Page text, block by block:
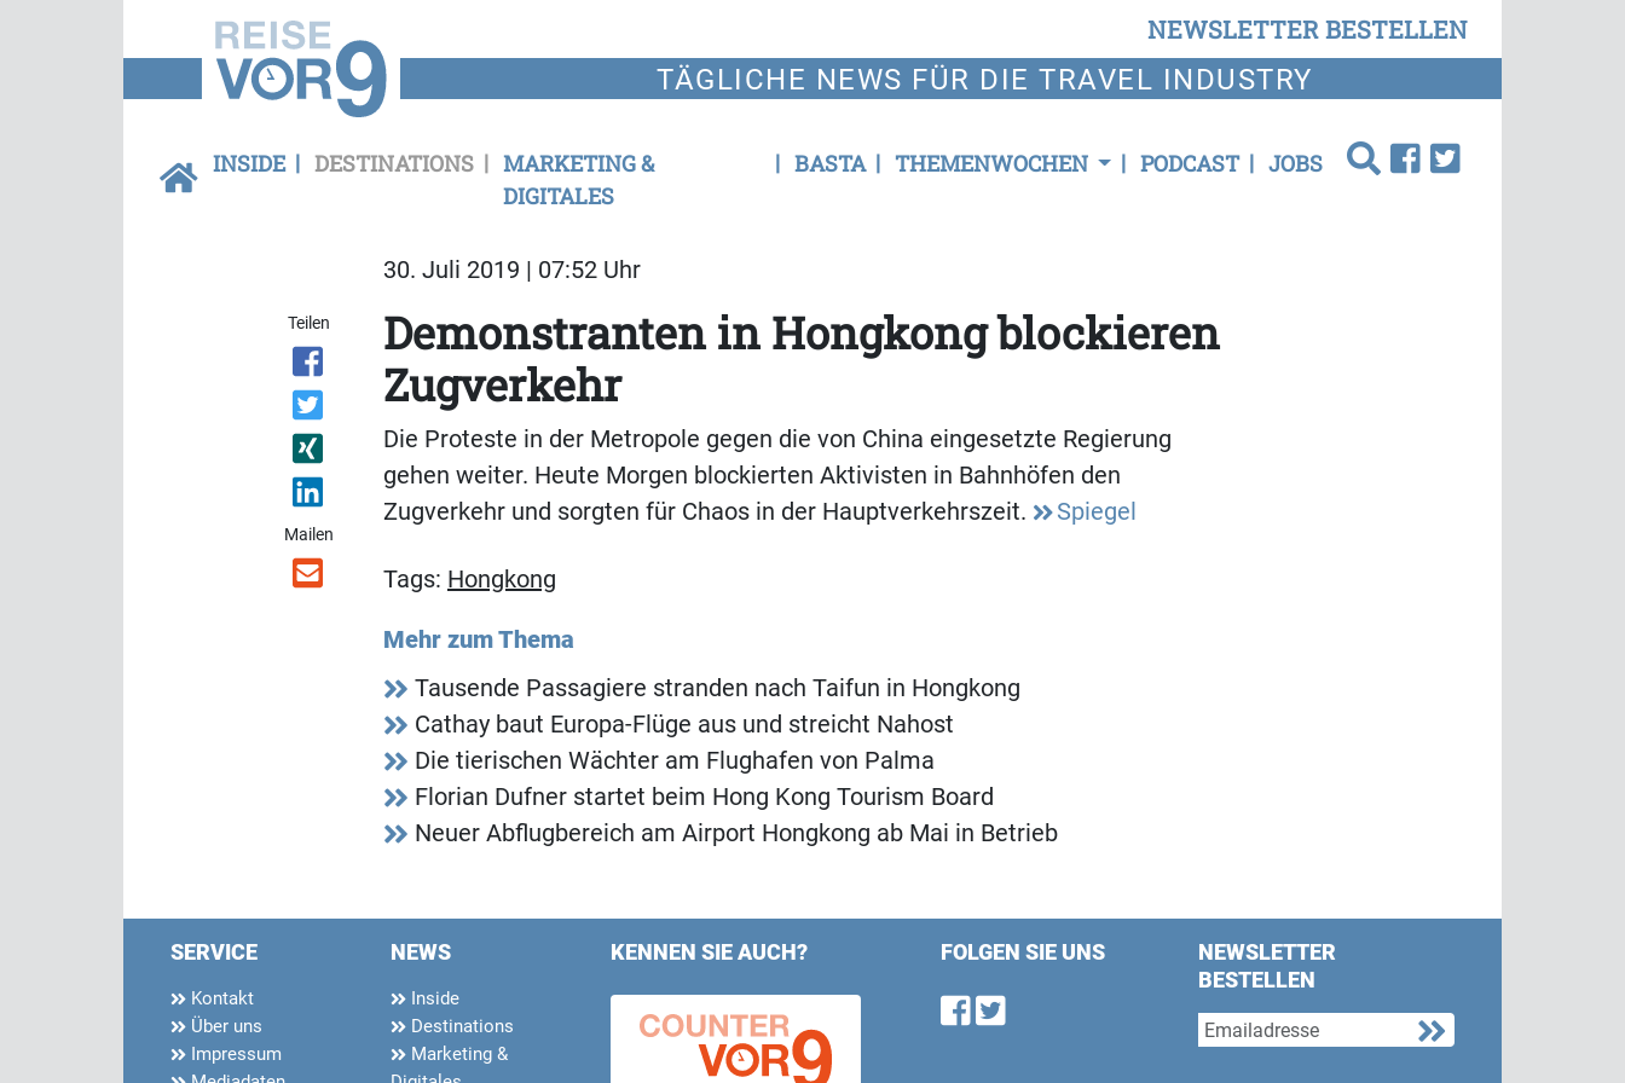
NEWSLETTER BESTELLEN
TÄGLICHE NEWS FÜR DIE TRAVEL INDUSTRY
INSIDE DESTINATIONS
MARKETING &
DIGITALES
BASTA THEMENWOCHEN PODCAST JOBS
30. Juli 2019 | 07:52 Uhr
Teilen
Mailen
Demonstranten in Hongkong blockieren
Zugverkehr
Die Proteste in der Metropole gegen die von China eingesetzte Regierung
gehen weiter. Heute Morgen blockierten Aktivisten in Bahnhöfen den
Zugverkehr und sorgten für Chaos in der Hauptverkehrszeit.
Spiegel
Tags: Hongkong
Mehr zum Thema
Tausende Passagiere stranden nach Taifun in Hongkong
Cathay baut Europa-Flüge aus und streicht Nahost
Die tierischen Wächter am Flughafen von Palma
Florian Dufner startet beim Hong Kong Tourism Board
Neuer Abflugbereich am Airport Hongkong ab Mai in Betrieb
SERVICE
Kontakt
Über uns
Impressum
NEWS
Inside
Destinations
Marketing &
KENNEN SIE AUCH? FOLGEN SIE UNS
Find us on Facebook
Follow us on Twitter
NEWSLETTER
BESTELLEN